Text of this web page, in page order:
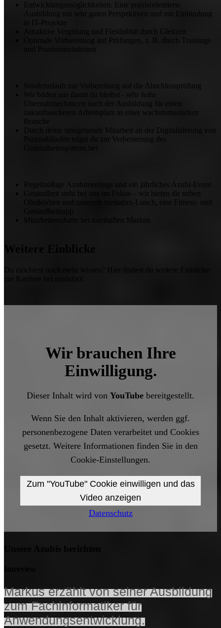
Entwicklungsmöglichkeiten: Eine praxisorientierte
Ausbildung mit sehr guten Perspektiven und mit Einbindung
in IT-Projekte
Attraktive Vergütung und Flexibilität durch Gleitzeit
Optimale Vorbereitung auf Prüfungen, z. B. durch Trainings
Sonderurlaub zur Vorbereitung auf die Abschlussprüfung
Wir bilden aus damit du bleibst - sehr hohe
Übernahmechancen nach der Ausbildung für einen
zukunftssicheren Arbeitsplatz in einer wachstumsstarken
Branche
Durch deine sinngebende Mitarbeit an der Digitalisierung von
Praxisabläufen trägst du zur Verbesserung des
Regelmäßige Azubimeetings und ein jährliches Azubi-Event
Gesundheit steht bei uns im Fokus – wir bieten dir neben
Obstkörben und unserem medatixx-Lunch, eine Fitness- und
Mitarbeiterrabatte bei namhaften Marken
Wir brauchen Ihre
Einwilligung.
Dieser Inhalt wird von YouTube bereitgestellt.
Wenn Sie den Inhalt aktivieren, werden ggf.
personenbezogene Daten verarbeitet und Cookies
gesetzt. Weitere Informationen finden Sie in den
Cookie-Einstellungen.
Zum "YouTube" Cookie einwilligen und das
Video anzeigen
Datenschutz
Markus erzählt von seiner Ausbildung
zum Fachinformatiker für
Anwendungsentwicklung.